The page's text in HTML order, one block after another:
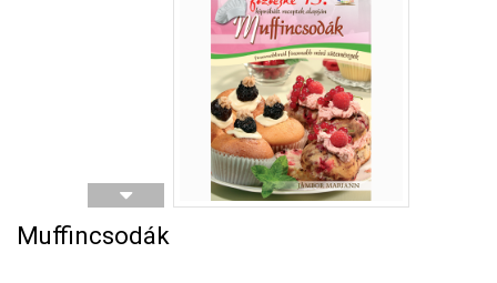
Muffincsodák